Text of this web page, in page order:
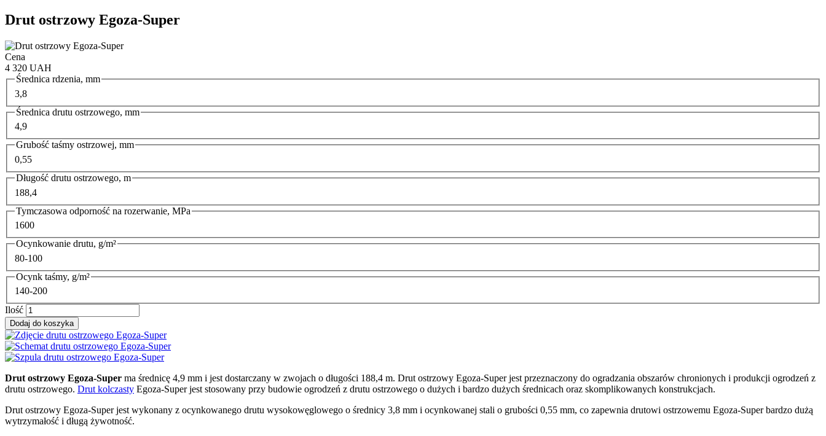
Drut ostrzowy Egoza-Super
Cena
4 320 UAH
Średnica rdzenia, mm
3,8
Średnica drutu ostrzowego, mm
4,9
Grubość taśmy ostrzowej, mm
0,55
Długość drutu ostrzowego, m
188,4
Tymczasowa odporność na rozerwanie, MPa
1600
Ocynkowanie drutu, g/m²
80-100
Ocynk taśmy, g/m²
140-200
Ilość
Dodaj do koszyka
Drut ostrzowy Egoza-Super ma średnicę 4,9 mm i jest dostarczany w zwojach o długości 188,4 m. Drut ostrzowy Egoza-Super jest przeznaczony do ogradzania obszarów chronionych i produkcji ogrodzeń z
drutu ostrzowego. Drut kolczasty Egoza-Super jest stosowany przy budowie ogrodzeń z drutu ostrzowego o dużych i bardzo dużych średnicach oraz skomplikowanych konstrukcjach.
Drut ostrzowy Egoza-Super jest wykonany z ocynkowanego drutu wysokowęglowego o średnicy 3,8 mm i ocynkowanej stali o grubości 0,55 mm, co zapewnia drutowi ostrzowemu Egoza-Super bardzo dużą
wytrzymałość i długą żywotność.